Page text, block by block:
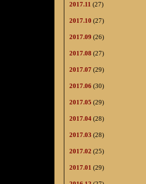
2017.11 (27)
2017.10 (27)
2017.09 (26)
2017.08 (27)
2017.07 (29)
2017.06 (30)
2017.05 (29)
2017.04 (28)
2017.03 (28)
2017.02 (25)
2017.01 (29)